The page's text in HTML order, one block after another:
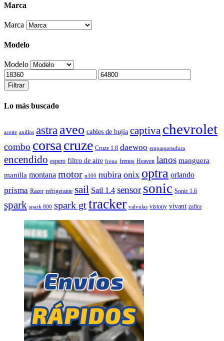
Marca
Marca
Modelo
Modelo
Filtrar
Lo más buscado
aceite anillos astra aveo cables de bujía captiva chevrolet
combo corsacruze Cruze 1.8 daewoo empaquetadura
encendido espero filtro de aire freno frenos Heaven lanos manguera
manilla montana motor n300 nubira onix optra orlando
prisma Razer refrigerante sail Sail 1.4 sensor sonic Sonic 1.6
spark spark 800 spark gttracker valvulas vistony vivant zafira